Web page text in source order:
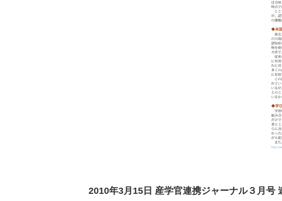
2010年3月15日 産学官連携ジャーナル３月号